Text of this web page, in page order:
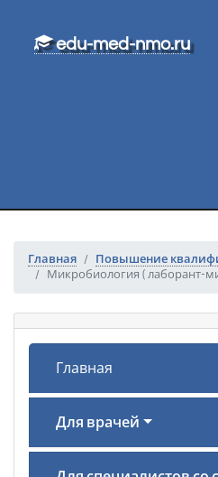
edu-med-nmo.ru
Главная
Повышение
Микробиология ( лаборант-
Главная
Для врачей